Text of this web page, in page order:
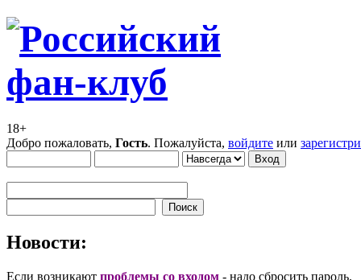
18+
Добро пожаловать, Гость. Пожалуйста, войдите или
Новости:
Если возникают проблемы со входом - надо сбросить пароль.